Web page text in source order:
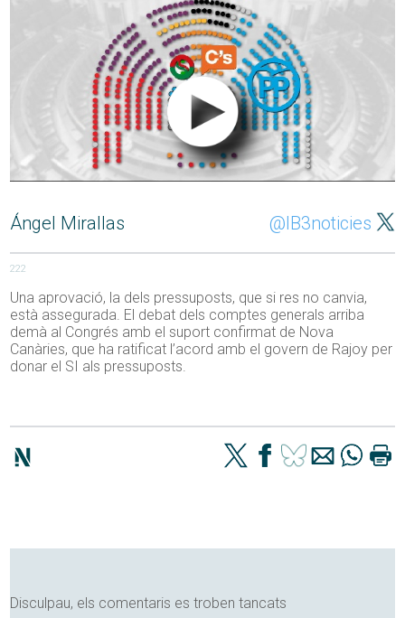
Ángel Mirallas @IB3noticies
222
Una aprovació, la dels pressuposts, que si res no canvia,
està assegurada. El debat dels comptes generals arriba
demà al Congrés amb el suport confirmat de Nova
Canàries, que ha ratificat l’acord amb el govern de Rajoy per
donar el SI als pressuposts.
Disculpau, els comentaris es troben tancats